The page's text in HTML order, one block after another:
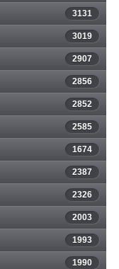
3131
3019
2907
2856
2852
2585
1674
2387
2326
2003
1993
1990